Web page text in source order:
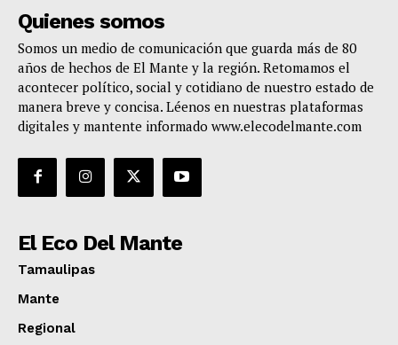
Quienes somos
Somos un medio de comunicación que guarda más de 80
años de hechos de El Mante y la región. Retomamos el
acontecer político, social y cotidiano de nuestro estado de
manera breve y concisa. Léenos en nuestras plataformas
digitales y mantente informado www.elecodelmante.com
El Eco Del Mante
Tamaulipas
Mante
Regional